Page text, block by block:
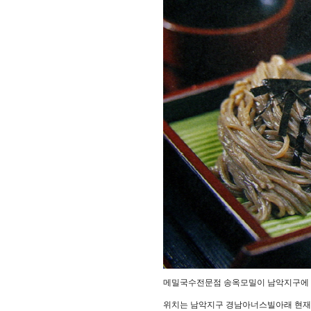
메밀국수전문점 송옥모밀이 남악지구
위치는 남악지구 경남아너스빌아래 현